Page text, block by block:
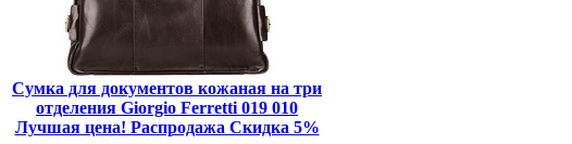
Сумка для документов кожаная на три
отделения Giorgio Ferretti 019 010
Лучшая цена! Распродажа Скидка 5%